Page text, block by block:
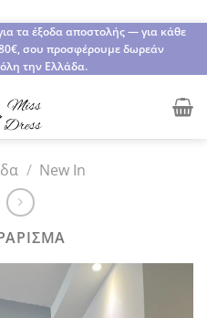
τα έξοδα αποστολής — για κάθε
σου προσφέρουμε δωρεάν
την Ελλάδα.
/ New In